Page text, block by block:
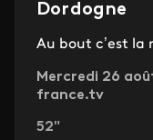
Dordogne
Au bout c’est la
Mercredi 26
france.tv
52"